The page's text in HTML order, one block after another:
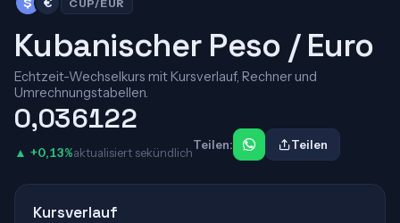
CUP/EUR
Kubanischer Peso / Euro
Echtzeit-Wechselkurs mit Kursverlauf, Rechner und
Umrechnungstabellen.
0,036122
▲ +0,13%aktualisiert sekündlich
Teilen: Teilen
Kursverlauf